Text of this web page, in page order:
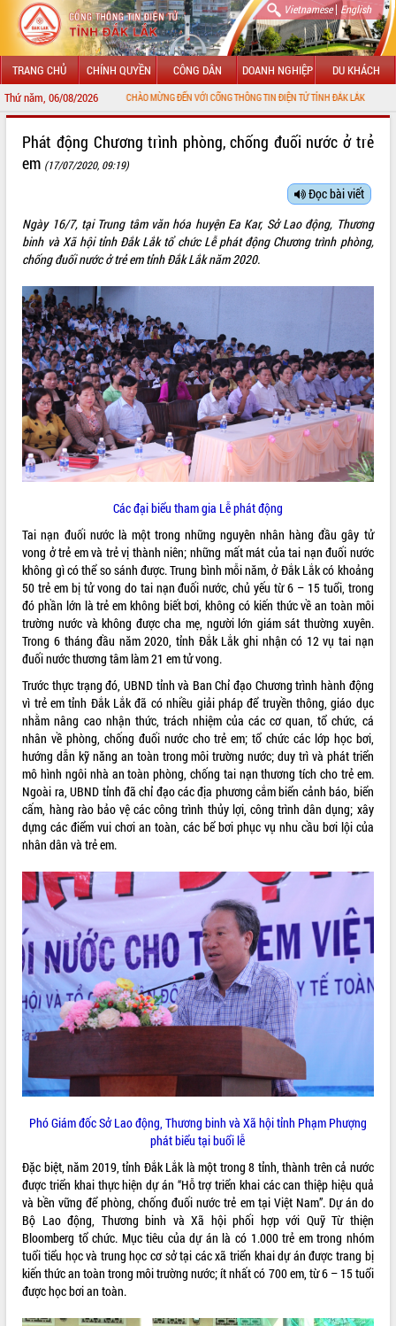
Vietnamese| English
TRANG CHỦ CHÍNH QUYỀN CÔNG DÂN DOANH NGHIỆP DU KHÁCH
Thứ năm, 06/08/2026CHÀO MỪNG ĐẾN VỚI CỔNG THÔNG TIN ĐIỆN TỬ TỈNH ĐẮK LẮK
LÃNH ĐẠO UBND TỈNH
SỞ, BAN, NGÀNH
THÔNG TIN CHỈ ĐẠO ĐIỀU HÀNH
HỆ THỐNG VĂN BẢN
VĂN BẢN HĐND TỈNH
ĐIỂM TIN VĂN BẢN
QUY HOẠCH - KẾ HOẠCH
VIDEO
Bí thư Tỉnh ủy Lương Nguyễn Minh
Triết thăm, tặng quà người có công với
cách mạng
Rà soát, hoàn thiện hệ thống thiết chế
văn hóa, thể thao đáp ứng yêu cầu
phát triển mới
mặt Đoàn chuyên gia y tế TP. Hồ Chí
Lễ truy điệu và an táng hài cốt liệt sĩ
tại Nghĩa trang Liệt sĩ xã Sơn Hòa
Bàn giải pháp tháo gỡ khó khăn trong
xuất khẩu sầu riêng và triển khai quy
định EUDR
Thứ trưởng Bộ Nông nghiệp và Môi
trường Nguyễn Hoàng Hiệp khảo sát
vùng trồng và doanh nghiệp đóng gói
sầu riêng tại Đắk Lắk
ALBUM ẢNH
Phát động Chương trình phòng, chống đuối nước ở trẻ
em (17/07/2020, 09:19)
Đọc bài viết
Ngày 16/7, tại Trung tâm văn hóa huyện Ea Kar, Sở Lao động, Thương
binh và Xã hội tỉnh Đắk Lắk tổ chức Lễ phát động Chương trình phòng,
chống đuối nước ở trẻ em tỉnh Đắk Lắk năm 2020.
Các đại biểu tham gia Lễ phát động
Tai nạn đuối nước là một trong những nguyên nhân hàng đầu gây tử
vong ở trẻ em và trẻ vị thành niên; những mất mát của tai nạn đuối nước
không gì có thể so sánh được. Trung bình mỗi năm, ở Đắk Lắk có khoảng
50 trẻ em bị tử vong do tai nạn đuối nước, chủ yếu từ 6 – 15 tuổi, trong
đó phần lớn là trẻ em không biết bơi, không có kiến thức về an toàn môi
trường nước và không được cha mẹ, người lớn giám sát thường xuyên.
Trong 6 tháng đầu năm 2020, tỉnh Đắk Lắk ghi nhận có 12 vụ tai nạn
đuối nước thương tâm làm 21 em tử vong.
Trước thực trạng đó, UBND tỉnh và Ban Chỉ đạo Chương trình hành động
vì trẻ em tỉnh Đắk Lắk đã có nhiều giải pháp để truyền thông, giáo dục
nhằm nâng cao nhận thức, trách nhiệm của các cơ quan, tổ chức, cá
nhân về phòng, chống đuối nước cho trẻ em; tổ chức các lớp học bơi,
hướng dẫn kỹ năng an toàn trong môi trường nước; duy trì và phát triển
mô hình ngôi nhà an toàn phòng, chống tai nạn thương tích cho trẻ em.
Ngoài ra, UBND tỉnh đã chỉ đạo các địa phương cắm biển cảnh báo, biển
cấm, hàng rào bảo vệ các công trình thủy lợi, công trình dân dụng; xây
dựng các điểm vui chơi an toàn, các bể bơi phục vụ nhu cầu bơi lội của
nhân dân và trẻ em.
Phó Giám đốc Sở Lao động, Thương binh và Xã hội tỉnh Phạm Phượng
phát biểu tại buổi lễ
Đặc biệt, năm 2019, tỉnh Đắk Lắk là một trong 8 tỉnh, thành trên cả nước
được triển khai thực hiện dự án “Hỗ trợ triển khai các can thiệp hiệu quả
và bền vững để phòng, chống đuối nước trẻ em tại Việt Nam”. Dự án do
Bộ Lao động, Thương binh và Xã hội phối hợp với Quỹ Từ thiện
Bloomberg tổ chức. Mục tiêu của dự án là có 1.000 trẻ em trong nhóm
tuổi tiểu học và trung học cơ sở tại các xã triển khai dự án được trang bị
kiến thức an toàn trong môi trường nước; ít nhất có 700 em, từ 6 – 15 tuổi
được học bơi an toàn.